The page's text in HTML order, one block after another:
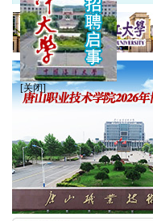
[关闭]